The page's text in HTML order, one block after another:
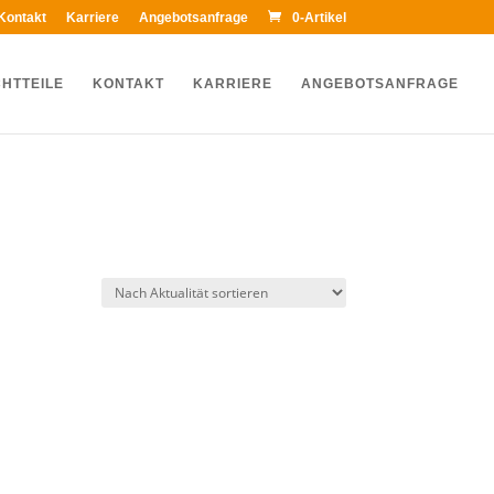
Kontakt Karriere Angebotsanfrage 0-Artikel
KONTAKT KARRIERE ANGEBOTSANFRAGE